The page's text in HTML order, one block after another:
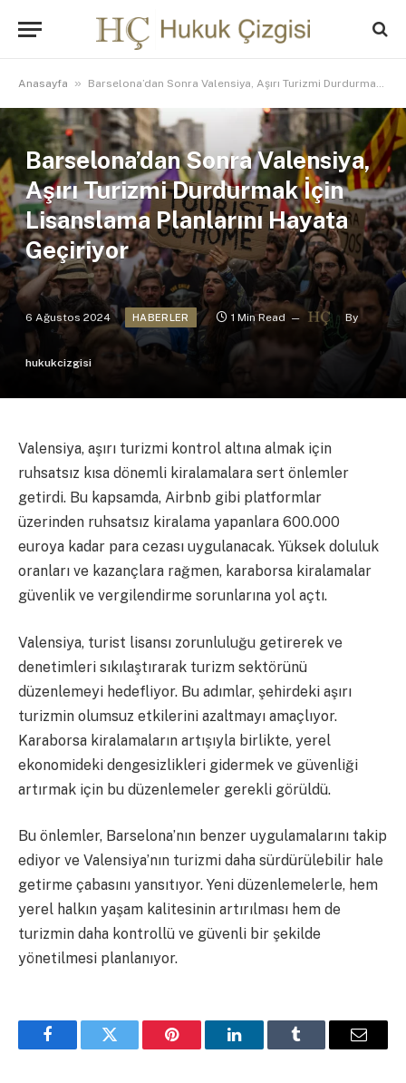
Anasayfa » Barselona’dan Sonra Valensiya, Aşırı Turizmi Durdurmak İçin Lisanslama Planlarını Hayata Geçiriyor
Barselona’dan Sonra Valensiya,
Aşırı Turizmi Durdurmak İçin
Lisanslama Planlarını Hayata
Geçiriyor
6 Ağustos 2024 HABERLER 1 Min Read By
hukukcizgisi
Valensiya, aşırı turizmi kontrol altına almak için
ruhsatsız kısa dönemli kiralamalara sert önlemler
getirdi. Bu kapsamda, Airbnb gibi platformlar
üzerinden ruhsatsız kiralama yapanlara 600.000
euroya kadar para cezası uygulanacak. Yüksek doluluk
oranları ve kazançlara rağmen, karaborsa kiralamalar
güvenlik ve vergilendirme sorunlarına yol açtı.
Valensiya, turist lisansı zorunluluğu getirerek ve
denetimleri sıkılaştırarak turizm sektörünü
düzenlemeyi hedefliyor. Bu adımlar, şehirdeki aşırı
turizmin olumsuz etkilerini azaltmayı amaçlıyor.
Karaborsa kiralamaların artışıyla birlikte, yerel
ekonomideki dengesizlikleri gidermek ve güvenliği
artırmak için bu düzenlemeler gerekli görüldü.
Bu önlemler, Barselona’nın benzer uygulamalarını takip
ediyor ve Valensiya’nın turizmi daha sürdürülebilir hale
getirme çabasını yansıtıyor. Yeni düzenlemelerle, hem
yerel halkın yaşam kalitesinin artırılması hem de
turizmin daha kontrollü ve güvenli bir şekilde
yönetilmesi planlanıyor.
FacebookTwitter Pinterest LinkedInTumblr Email